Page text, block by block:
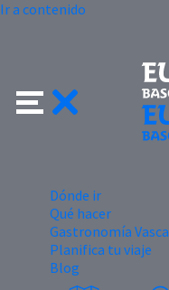
Ir a contenido
Dónde ir
Qué hacer
Gastronomía Vasca
Planifica tu viaje
Blog